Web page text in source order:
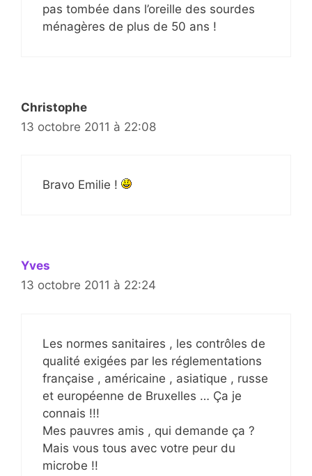
pas tombée dans l’oreille des sourdes
ménagères de plus de 50 ans !
Christophe
13 octobre 2011 à 22:08
Bravo Emilie !
Yves
13 octobre 2011 à 22:24
Les normes sanitaires , les contrôles de
qualité exigées par les réglementations
française , américaine , asiatique , russe
et européenne de Bruxelles … Ça je
connais !!!
Mes pauvres amis , qui demande ça ?
Mais vous tous avec votre peur du
microbe !!